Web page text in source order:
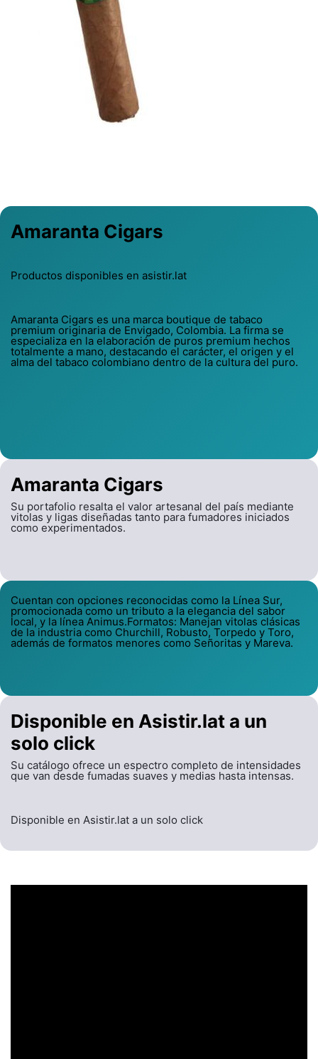
Amaranta Cigars
Su portafolio resalta el valor artesanal del país mediante
vitolas y ligas diseñadas tanto para fumadores iniciados
como experimentados.
Amaranta Cigars
Productos disponibles en asistir.lat
Amaranta Cigars es una marca boutique de tabaco
premium originaria de Envigado, Colombia. La firma se
especializa en la elaboración de puros premium hechos
totalmente a mano, destacando el carácter, el origen y el
alma del tabaco colombiano dentro de la cultura del puro.
Cuentan con opciones reconocidas como la Línea Sur,
promocionada como un tributo a la elegancia del sabor
local, y la línea Animus.Formatos: Manejan vitolas clásicas
de la industria como Churchill, Robusto, Torpedo y Toro,
además de formatos menores como Señoritas y Mareva.
Disponible en Asistir.lat a un
solo click
Su catálogo ofrece un espectro completo de intensidades
que van desde fumadas suaves y medias hasta intensas.
Disponible en Asistir.lat a un solo click